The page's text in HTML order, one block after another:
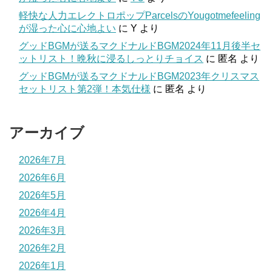
軽快な人力エレクトロポップParcelsのYougotmefeeling
が湿った心に心地よい に Y より
グッドBGMが送るマクドナルドBGM2024年11月後半セ
ットリスト！晩秋に浸るしっとりチョイス に 匿名 より
グッドBGMが送るマクドナルドBGM2023年クリスマス
セットリスト第2弾！本気仕様 に 匿名 より
アーカイブ
2026年7月
2026年6月
2026年5月
2026年4月
2026年3月
2026年2月
2026年1月